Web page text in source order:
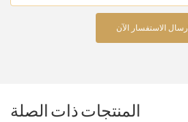
إرسال الاستفسار الآن
المنتجات ذات الصلة